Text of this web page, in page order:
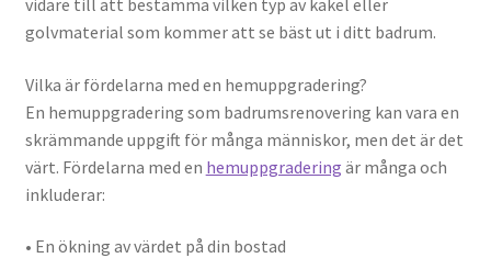
golvmaterial som kommer att se bäst ut i ditt badrum.
Vilka är fördelarna med en hemuppgradering?
En hemuppgradering som badrumsrenovering kan vara en
skrämmande uppgift för många människor, men det är det
värt. Fördelarna med en hemuppgradering är många och
inkluderar:
• En ökning av värdet på din bostad